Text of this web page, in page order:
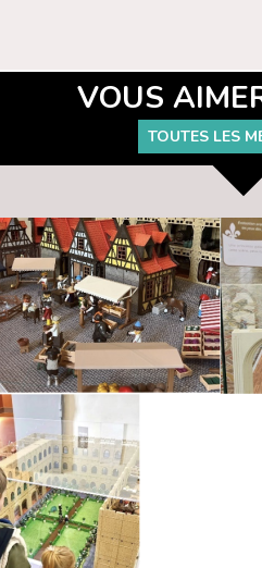
VOUS
TOUTES LES